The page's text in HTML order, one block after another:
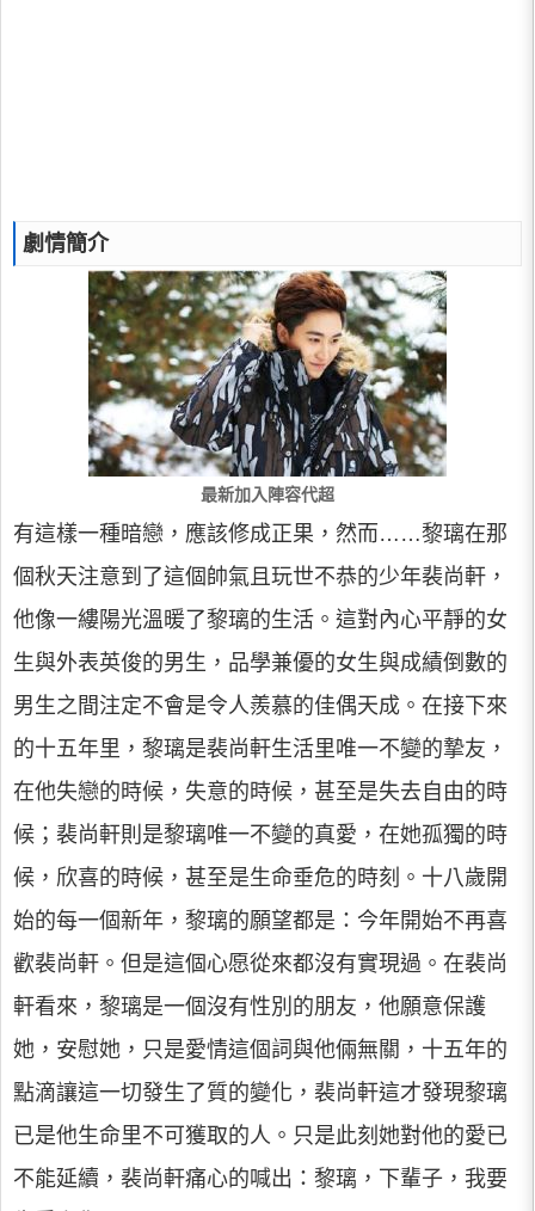
劇情簡介
最新加入陣容代超
有這樣一種暗戀，應該修成正果，然而……黎璃在那
個秋天注意到了這個帥氣且玩世不恭的少年裴尚軒，
他像一縷陽光溫暖了黎璃的生活。這對內心平靜的女
生與外表英俊的男生，品學兼優的女生與成績倒數的
男生之間注定不會是令人羨慕的佳偶天成。在接下來
的十五年里，黎璃是裴尚軒生活里唯一不變的摯友，
在他失戀的時候，失意的時候，甚至是失去自由的時
候；裴尚軒則是黎璃唯一不變的真愛，在她孤獨的時
候，欣喜的時候，甚至是生命垂危的時刻。十八歲開
始的每一個新年，黎璃的願望都是：今年開始不再喜
歡裴尚軒。但是這個心愿從來都沒有實現過。在裴尚
軒看來，黎璃是一個沒有性別的朋友，他願意保護
她，安慰她，只是愛情這個詞與他倆無關，十五年的
點滴讓這一切發生了質的變化，裴尚軒這才發現黎璃
已是他生命里不可獲取的人。只是此刻她對他的愛已
不能延續，裴尚軒痛心的喊出：黎璃，下輩子，我要